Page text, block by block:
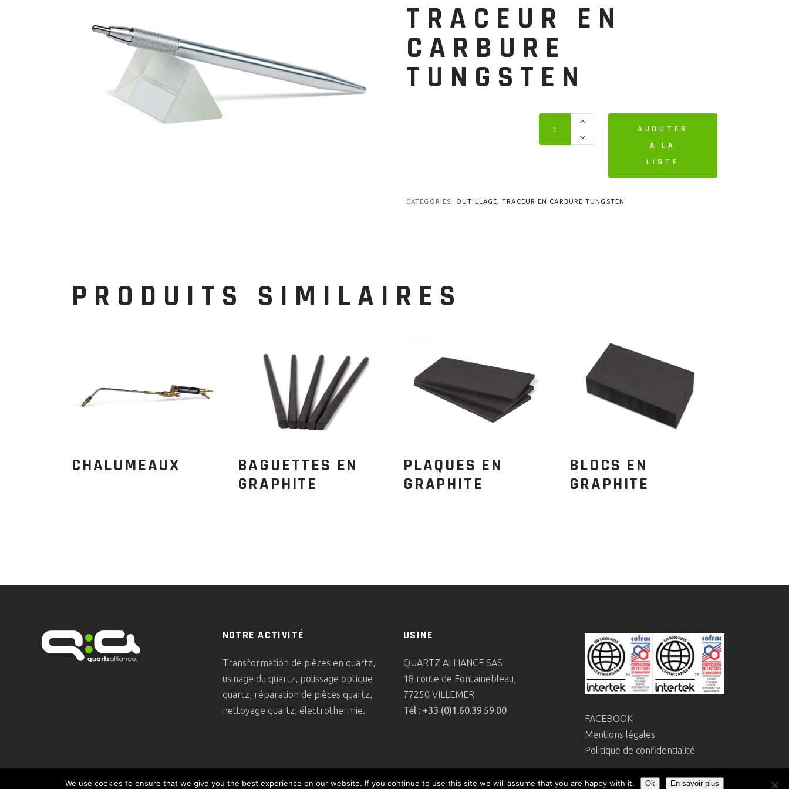
TRACEUR EN
CARBURE
TUNGSTEN
AJOUTER
À LA
LISTE
CATEGORIES: OUTILLAGE ,TRACEUR EN CARBURE TUNGSTEN
PRODUITS SIMILAIRES
CHALUMEAUX
BAGUETTES EN
GRAPHITE
PLAQUES EN
GRAPHITE
BLOCS EN
GRAPHITE
NOTRE ACTIVITÉ
Transformation de pièces en quartz,
usinage du quartz, polissage optique
quartz, réparation de pièces quartz,
nettoyage quartz, électrothermie.
USINE
QUARTZ ALLIANCE SAS
18 route de Fontainebleau,
77250 VILLEMER
Tél : +33 (0)1.60.39.59.00
FACEBOOK
Mentions légales
Politique de confidentialité
We use cookies to ensure that we give you the best experience on our website. If you continue to use this site we will assume that you are happy with it. Ok En savoir plus